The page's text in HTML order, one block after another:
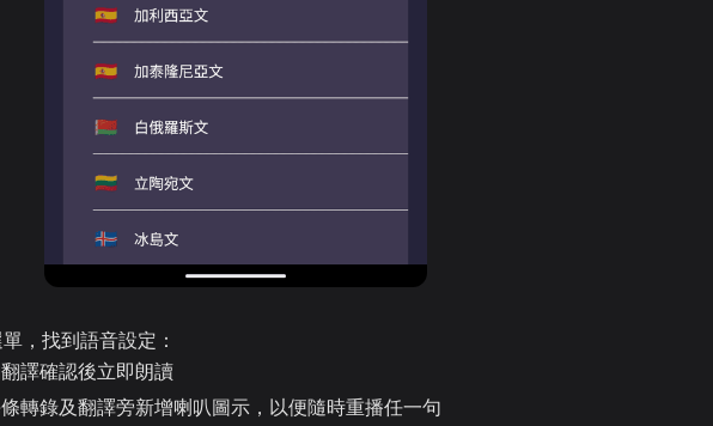
，找到語音設定：
譯確認後立即朗讀
轉錄及翻譯旁新增喇叭圖示，以便隨時重播任一句